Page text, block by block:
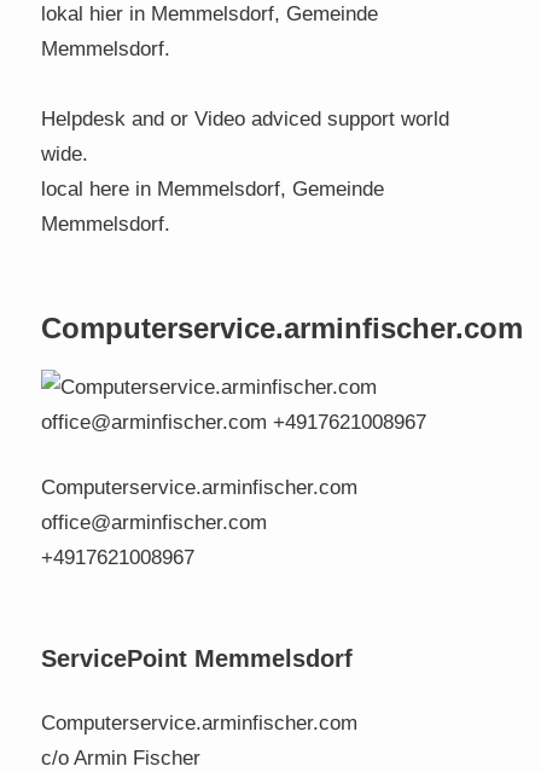
lokal hier in Memmelsdorf, Gemeinde
Memmelsdorf.
Helpdesk and or Video adviced support world
wide.
local here in Memmelsdorf, Gemeinde
Memmelsdorf.
Computerservice.arminfischer.com
Computerservice.arminfischer.com
office@arminfischer.com
+4917621008967
ServicePoint Memmelsdorf
Computerservice.arminfischer.com
c/o Armin Fischer